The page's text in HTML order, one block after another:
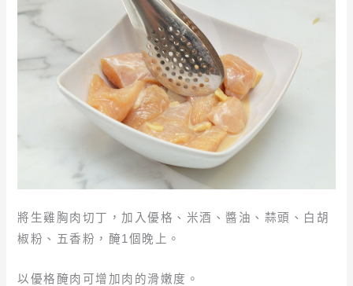
將生雞胸肉切丁，加入優格、米酒、醬油、蒜頭、白胡
椒粉、五香粉，醃1個晚上。
以優格醃肉可增加肉的滑嫩度。